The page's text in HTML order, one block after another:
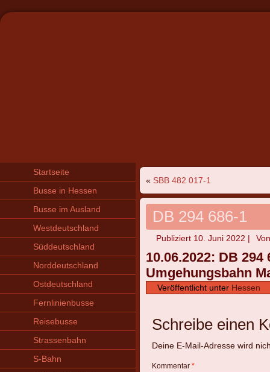
Startseite
Busse in Hessen
Busse im Ausland
Westdeutschland
Süddeutschland
Norddeutschland
Ostdeutschland
Fernlinienbusse
Reisebusse
Strassenbahn
S-Bahn
« SBB 482 017-1
DB 294 686-1
Publiziert 10. Juni 2022 | Von
10.06.2022: DB
Umgehungsbahn
Veröffentlicht unter Hessen
Schreibe einen
Deine E-Mail-Adresse wird
Kommentar *